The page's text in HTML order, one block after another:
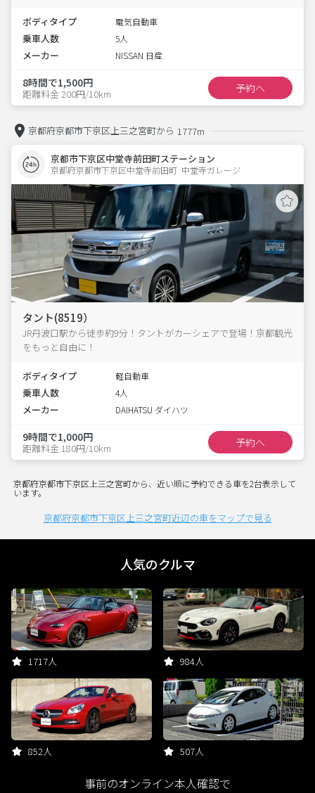
ボディタイプ 電気自動車
乗車人数 5人
メーカー NISSAN 日産
8時間で1,500円
距離料金 200円/10km 予約へ
京都府京都市下京区上三之宮町から 1777m
京都市下京区中堂寺前田町ステーション
京都府京都市下京区中堂寺前田町  中堂寺ガレージ
タント(8519）
JR丹波口駅から徒歩約9分！タントがカーシェアで登場！京都観光
をもっと自由に！
ボディタイプ 軽自動車
乗車人数 4人
メーカー DAIHATSU ダイハツ
9時間で1,000円
距離料金 180円/10km 予約へ
京都府京都市下京区上三之宮町から、近い順に予約できる車を2台表示して
います。
京都府京都市下京区上三之宮町近辺の車をマップで見る
人気のクルマ
1717人 984人
852人 507人
事前のオンライン本人確認で